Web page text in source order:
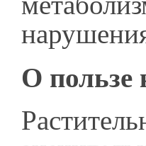
О пользе